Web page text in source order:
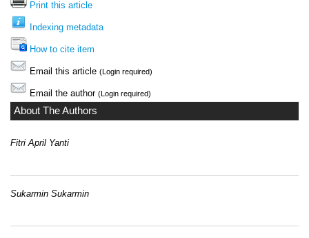
Print this article
Indexing metadata
How to cite item
Email this article (Login required)
Email the author (Login required)
About The Authors
Fitri April Yanti
Sukarmin Sukarmin